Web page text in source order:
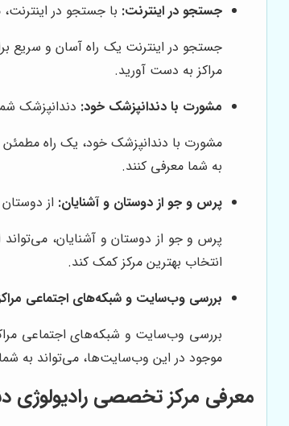
جستجو در اینترنت: با جستجو در اینترنت،
جستجو در اینترنت یک راه آسان و سریع
مراکز به دست آورید.
مشورت با دندانپزشک خود: دندانپزشک
مشورت با دندانپزشک خود، یک راه مطمئن
به شما معرفی کنند.
پرس و جو از دوستان و آشنایان: از
پرس و جو از دوستان و آشنایان،
انتخاب بهترین مرکز کمک کند.
بررسی وب‌سایت و شبکه‌های اجتماعی مراکز
بررسی وب‌سایت و شبکه‌های اجتماعی
موجود در این وب‌سایت‌ها، می‌تواند به
معرفی مرکز تخصصی رادیولوژی